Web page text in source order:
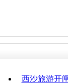
西沙旅游开